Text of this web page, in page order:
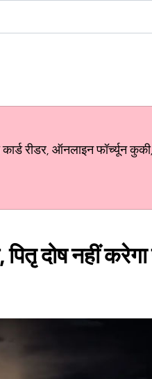
रीडर, ऑनलाइन फॉर्च्यून
दोष नहीं करेगा